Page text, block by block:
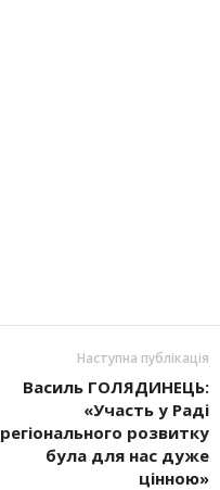
Наступна публікація
Василь ГОЛЯДИНЕЦЬ:
«Участь у Раді
регіонального розвитку
була для нас дуже
цінною»